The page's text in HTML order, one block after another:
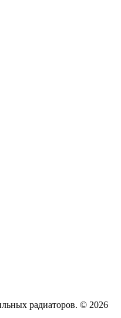
радиаторов. © 2026